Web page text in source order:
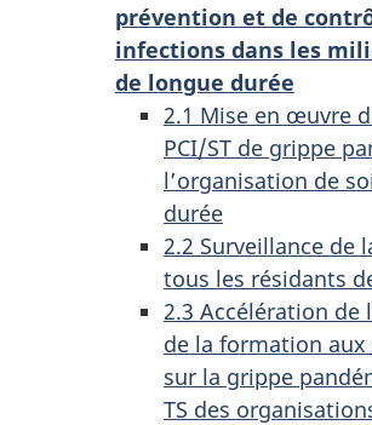
prévention et de
infections dans les
de longue durée
2.1 Mise en œuvre
PCI/ST de grippe
l’organisation de
durée
2.2 Surveillance de
tous les résidants
2.3 Accélération de
de la formation aux
sur la grippe
TS des